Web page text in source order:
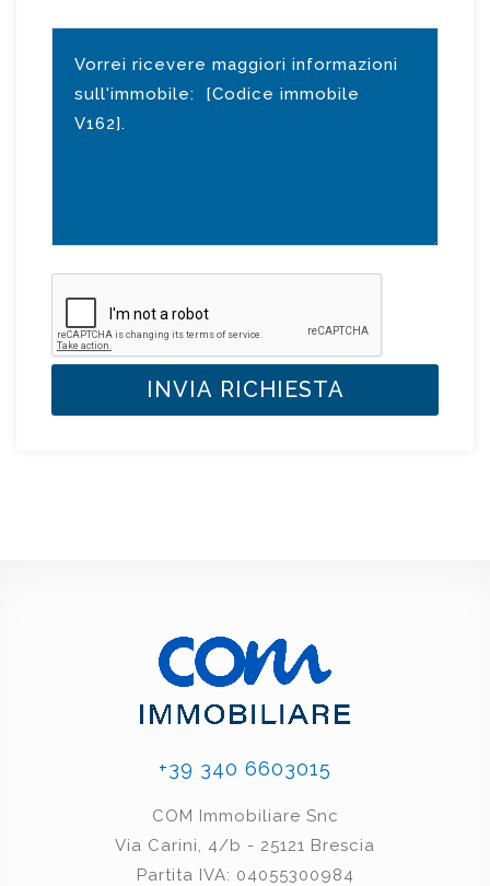
INVIA RICHIESTA
+39 340 6603015
COM Immobiliare Snc
Via Carini, 4/b - 25121 Brescia
Partita IVA: 04055300984